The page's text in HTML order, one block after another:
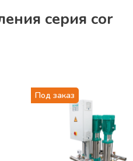
серия cor
Под заказ